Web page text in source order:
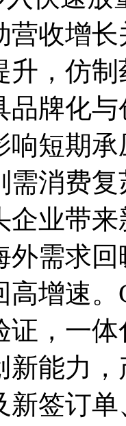
营收增
升，仿
品牌化
响短期
需消费
企业带
外需求
高增速
证，一
新能力
新签订